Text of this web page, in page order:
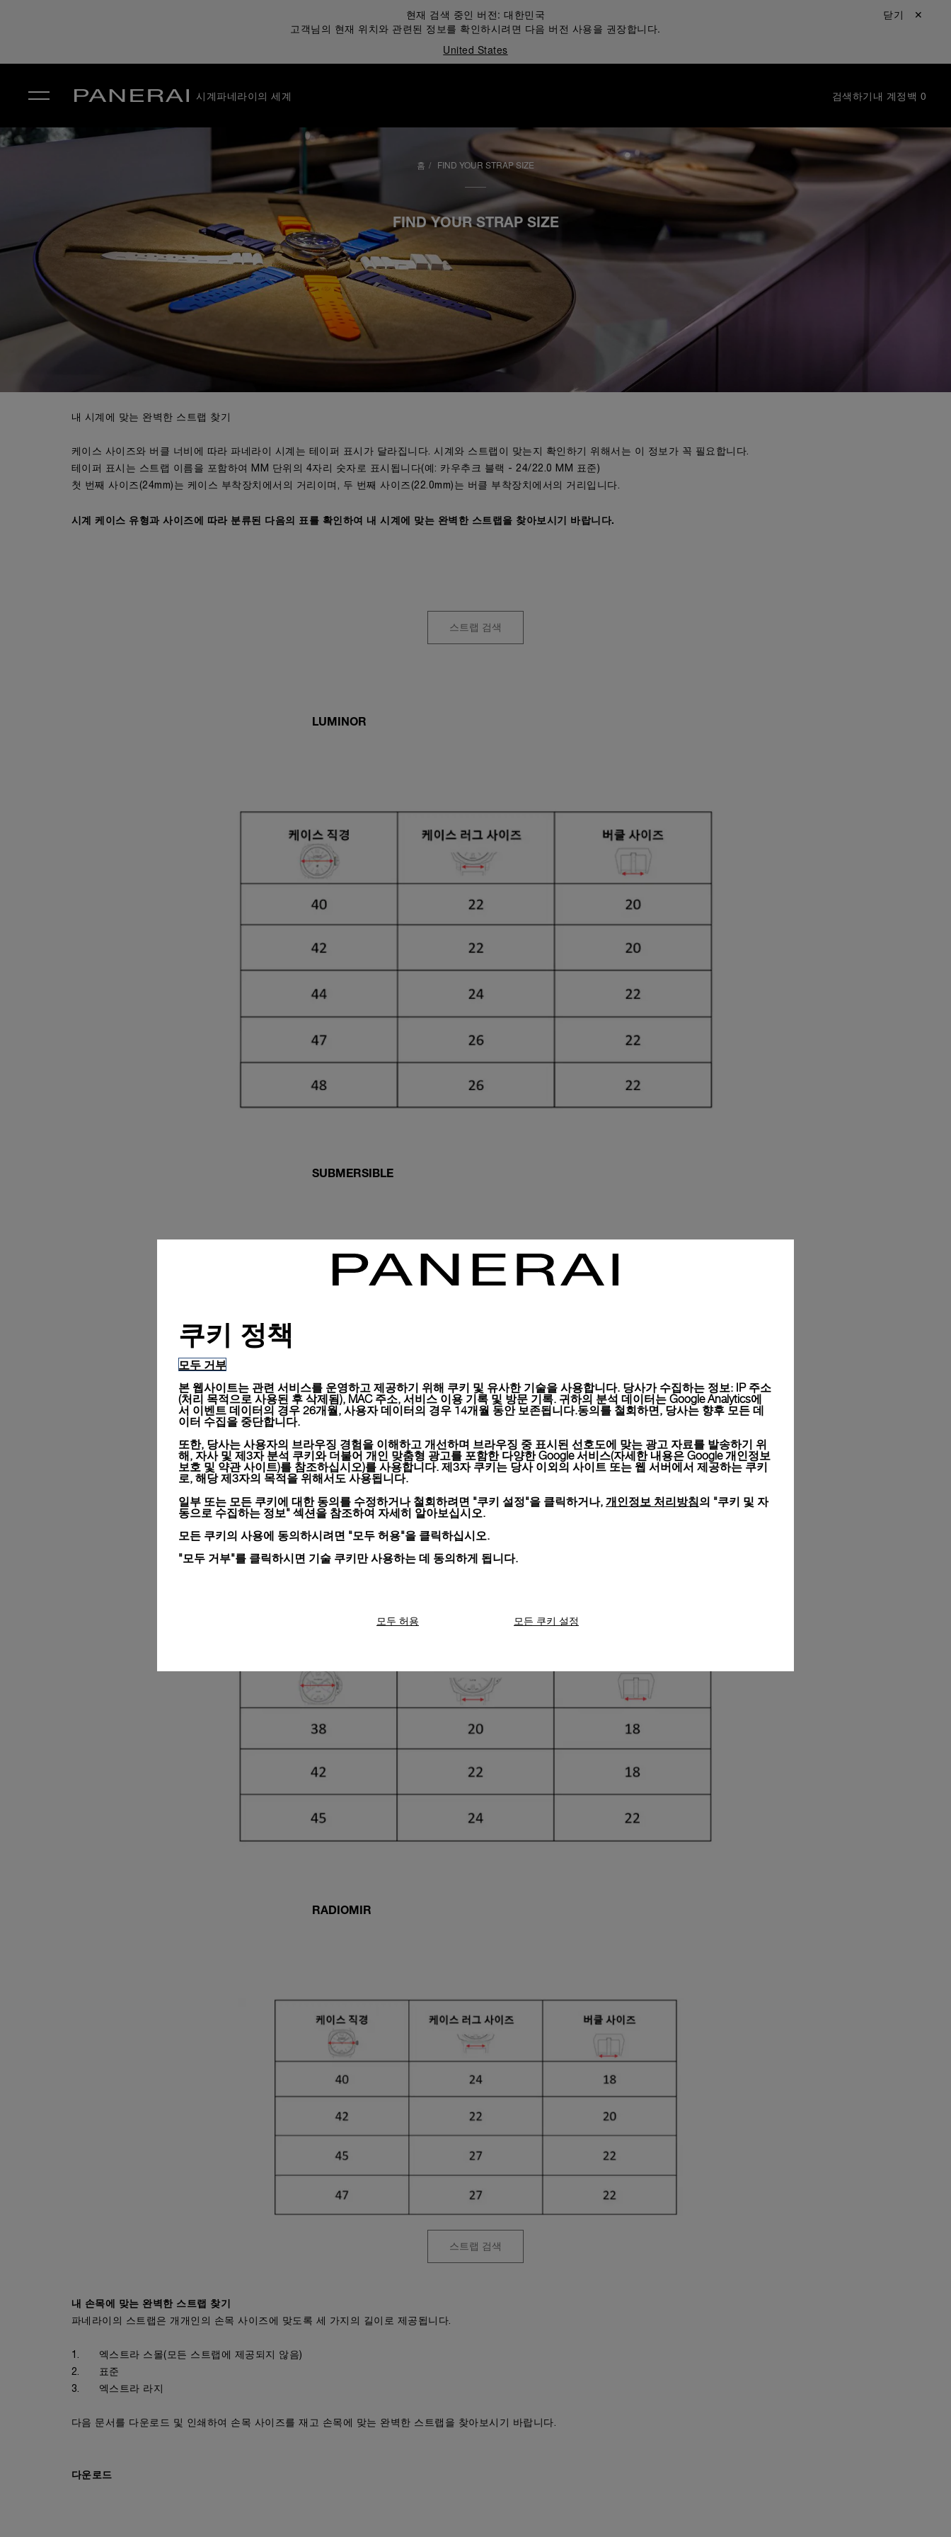
현재 검색 중인 버전:대한민국
고객님의 현재 위치와 관련된 정보를 확인하시려면 다음 버전 사용을 권장합니다.
United States
닫기 ✕
시계파네라이의 세계 검색하기 내 계정 백 0
홈 FIND YOUR STRAP SIZE
FIND YOUR STRAP SIZE
내 시계에 맞는 완벽한 스트랩 찾기
케이스 사이즈와 버클 너비에 따라 파네라이 시계는 테이퍼 표시가 달라집니다. 시계와 스트랩이 맞는지 확인하기 위해서는 이 정보가 꼭 필요합니다.
테이퍼 표시는 스트랩 이름을 포함하여 MM 단위의 4자리 숫자로 표시됩니다(예: 카우추크 블랙 - 24/22.0 MM 표준)
첫 번째 사이즈(24mm)는 케이스 부착장치에서의 거리이며, 두 번째 사이즈(22.0mm)는 버클 부착장치에서의 거리입니다.
시계 케이스 유형과 사이즈에 따라 분류된 다음의 표를 확인하여 내 시계에 맞는 완벽한 스트랩을 찾아보시기 바랍니다.
스트랩 검색
LUMINOR
SUBMERSIBLE
LUMINOR DUE
RADIOMIR
스트랩 검색
내 손목에 맞는 완벽한 스트랩 찾기
파네라이의 스트랩은 개개인의 손목 사이즈에 맞도록 세 가지의 길이로 제공됩니다.
1. 엑스트라 스몰(모든 스트랩에 제공되지 않음)
2. 표준
3. 엑스트라 라지
다음 문서를 다운로드 및 인쇄하여 손목 사이즈를 재고 손목에 맞는 완벽한 스트랩을 찾아보시기 바랍니다.
다운로드
쿠키 정책
모두 거부
본 웹사이트는 관련 서비스를 운영하고 제공하기 위해 쿠키 및 유사한 기술을 사용합니다. 당사가 수집하는 정보: IP 주소
(처리 목적으로 사용된 후 삭제됨), MAC 주소, 서비스 이용 기록 및 방문 기록. 귀하의 분석 데이터는 Google Analytics에
서 이벤트 데이터의 경우 26개월, 사용자 데이터의 경우 14개월 동안 보존됩니다.동의를 철회하면, 당사는 향후 모든 데
이터 수집을 중단합니다.
또한, 당사는 사용자의 브라우징 경험을 이해하고 개선하며 브라우징 중 표시된 선호도에 맞는 광고 자료를 발송하기 위
해, 자사 및 제3자 분석 쿠키와 더불어 개인 맞춤형 광고를 포함한 다양한 Google 서비스(자세한 내용은 Google 개인정보
보호 및 약관 사이트)를 참조하십시오)를 사용합니다. 제3자 쿠키는 당사 이외의 사이트 또는 웹 서버에서 제공하는 쿠키
로, 해당 제3자의 목적을 위해서도 사용됩니다.
일부 또는 모든 쿠키에 대한 동의를 수정하거나 철회하려면 "쿠키 설정"을 클릭하거나, 개인정보 처리방침의 "쿠키 및 자
동으로 수집하는 정보" 섹션을 참조하여 자세히 알아보십시오.
모든 쿠키의 사용에 동의하시려면 "모두 허용"을 클릭하십시오.
"모두 거부"를 클릭하시면 기술 쿠키만 사용하는 데 동의하게 됩니다.
모두 허용 모든 쿠키 설정